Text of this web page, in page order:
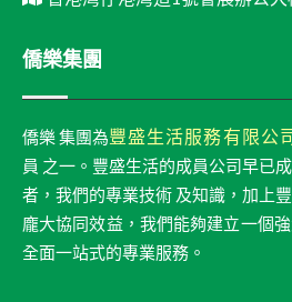
僑樂集團
僑樂 集團為豐盛生活服務有限公
員 之一。豐盛生活的成員公司早已
者，我們的專業技術 及知識，加上
龐大協同效益，我們能夠建立一個
全面一站式的專業服務。